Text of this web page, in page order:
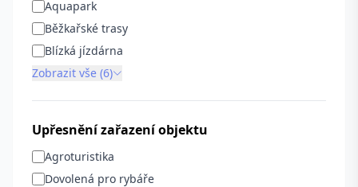
Aquapark
Běžkařské trasy
Blízká jízdárna
Zobrazit vše (6)
Upřesnění zařazení objektu
Agroturistika
Dovolená pro rybáře